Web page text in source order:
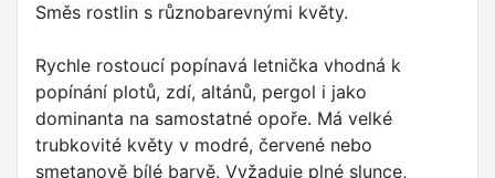
Směs rostlin s různobarevnými květy.
Rychle rostoucí popínavá letnička vhodná k
popínání plotů, zdí, altánů, pergol i jako
dominanta na samostatné opoře. Má velké
trubkovité květy v modré, červené nebo
smetanově bílé barvě. Vyžaduje plné slunce,